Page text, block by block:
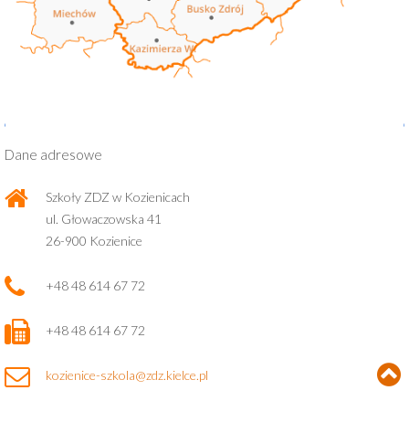
Dane adresowe
Szkoły ZDZ w Kozienicach
ul. Głowaczowska 41
26-900 Kozienice
+48 48 614 67 72
+48 48 614 67 72
kozienice-szkola@zdz.kielce.pl